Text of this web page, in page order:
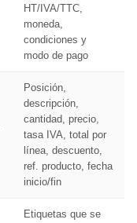
HT/IVA/TTC,
moneda,
condiciones y
modo de pago
Posición,
descripción,
cantidad, precio,
tasa IVA, total por
línea, descuento,
ref. producto, fecha
inicio/fin
Etiquetas que se